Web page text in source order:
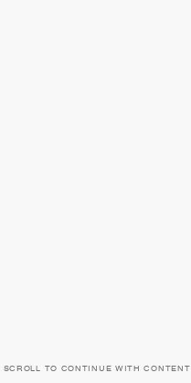
SCROLL TO CONTINUE WITH CONTENT